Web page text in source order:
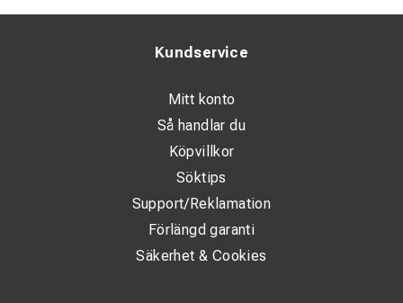
Kundservice
Mitt konto
Så handlar du
Köpvillkor
Söktips
Support/Reklamation
Förlängd garanti
Säkerhet & Cookies